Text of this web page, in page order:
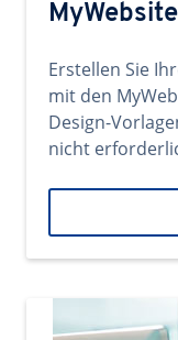
MyWebsite
Erstellen Sie
mit den
Design-
nicht